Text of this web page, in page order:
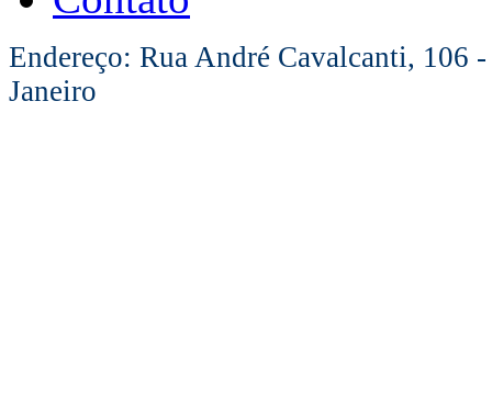
Endereço: Rua André Cavalcanti, 106
Janeiro